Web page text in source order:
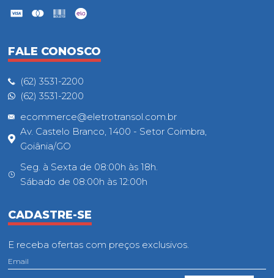
FALE CONOSCO
(62) 3531-2200
(62) 3531-2200
ecommerce@eletrotransol.com.br
Av. Castelo Branco, 1400 - Setor Coimbra,
Goiânia/GO
Seg. à Sexta de 08:00h às 18h.
Sábado de 08:00h às 12:00h
CADASTRE-SE
E receba ofertas com preços exclusivos.